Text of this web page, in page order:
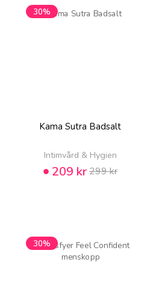
30%
Kama Sutra Badsalt
Intimvård & Hygien
209 kr299 kr
30%